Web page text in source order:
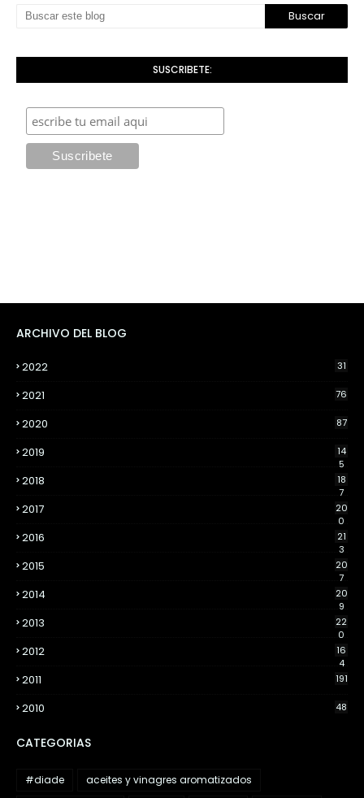
SUSCRIBETE:
ARCHIVO DEL BLOG
2022 31
2021 76
2020 87
2019
14
5
2018
18
7
2017
20
0
2016
21
3
2015
20
7
2014
20
9
2013
22
0
2012
16
4
2011 191
2010 48
CATEGORIAS
#diade
aceites y vinagres aromatizados